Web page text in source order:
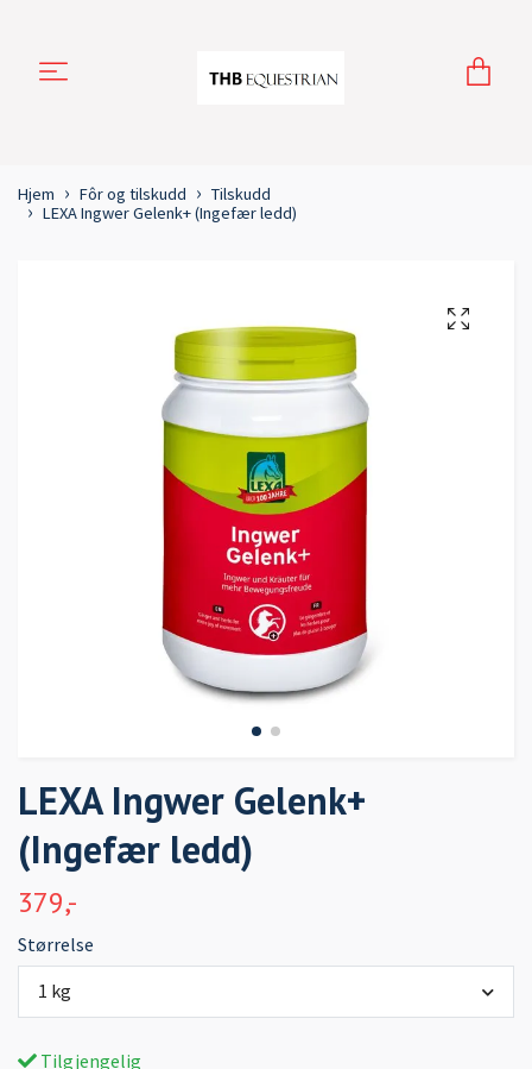
Hjem Fôr og tilskudd
Tilskudd
LEXA Ingwer Gelenk+ (Ingefær ledd)
LEXA Ingwer Gelenk+
(Ingefær ledd)
379,-
Størrelse
1 kg
Tilgjengelig